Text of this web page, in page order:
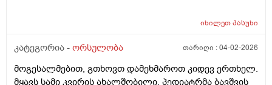
იხილეთპასუხი
კატეგორია - ორსულობა თარიღი :04-02-2026
მოგესალმებით, გთხოვთ დამეხმაროთ კიდევ ერთხელ.
მყავს სამი კვირის ახალშობილი, პედიატრმა ბავშვის